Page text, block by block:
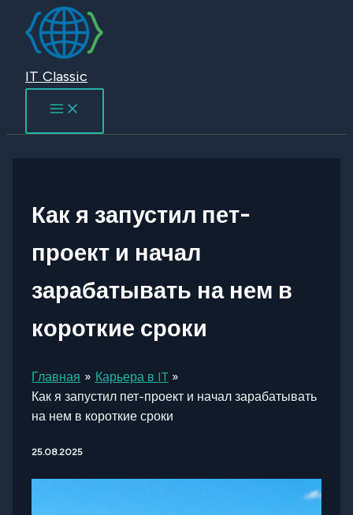
Перейти
содержимому
IT Classic
Как я запустил пет-
проект и начал
зарабатывать на нем в
короткие сроки
Главная
Карьера в IT
Как я запустил пет-проект и начал зарабатывать
на нем в короткие сроки
25.08.2025